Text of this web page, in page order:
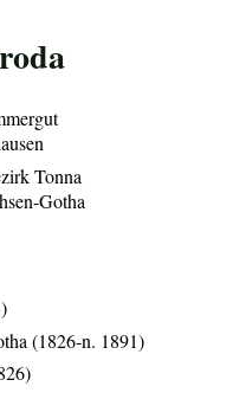
Tonna
Gotha
(1826-n. 1891)